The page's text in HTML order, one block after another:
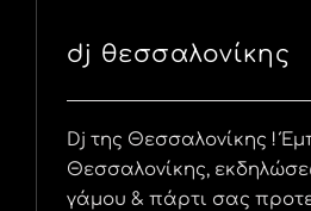
dj θεσσαλονίκης
Dj της Θεσσαλονίκης !
Θεσσαλονίκης,
γάμου & πάρτι σας